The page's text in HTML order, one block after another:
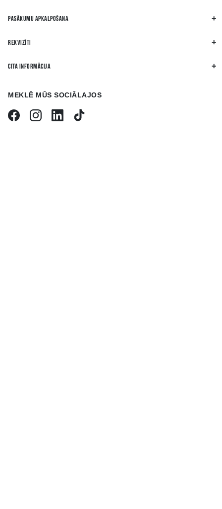
PASĀKUMU APKALPOŠANA
REKVIZĪTI
CITA INFORMĀCIJA
MEKLĒ MŪS SOCIĀLAJOS